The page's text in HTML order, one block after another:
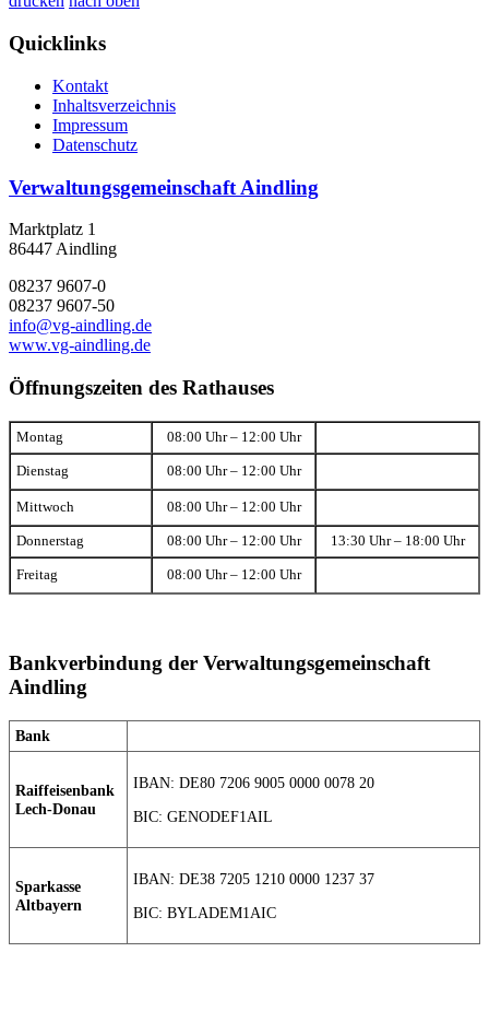
Quicklinks
Kontakt
Inhaltsverzeichnis
Impressum
Datenschutz
Verwaltungsgemeinschaft Aindling
Marktplatz 1
86447 Aindling
08237 9607-0
08237 9607-50
info@vg-aindling.de
www.vg-aindling.de
Öffnungszeiten des Rathauses
Montag 08:00 Uhr – 12:00 Uhr
Dienstag 08:00 Uhr – 12:00 Uhr
Mittwoch 08:00 Uhr – 12:00 Uhr
Donnerstag 08:00 Uhr – 12:00 Uhr 13:30 Uhr – 18:00 Uhr
Freitag 08:00 Uhr – 12:00 Uhr
Bankverbindung der Verwaltungsgemeinschaft
Aindling
Bank
Raiffeisenbank
Lech-Donau
IBAN: DE80 7206 9005 0000 0078 20
BIC: GENODEF1AIL
Sparkasse
Altbayern
IBAN: DE38 7205 1210 0000 1237 37
BIC: BYLADEM1AIC